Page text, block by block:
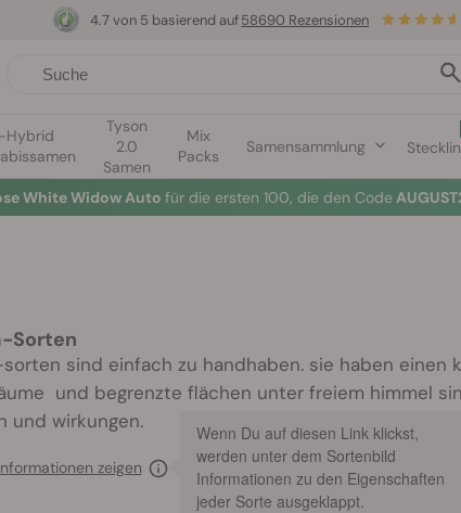
Hybrid
Tyson
2.0
Samen
Mix
Packs
Samensammlung
4.7 von 5 basierend auf58690 Rezensionen
White Widow Auto für die ersten 100, die den Code
Sorten
sind einfach zu handhaben. sie haben einen
und begrenzte flächen unter freiem himmel
und wirkungen.
zeigen
Wenn Du auf diesen Link klickst,
werden unter dem Sortenbild
Informationen zu den Eigenschaften
jeder Sorte ausgeklappt.